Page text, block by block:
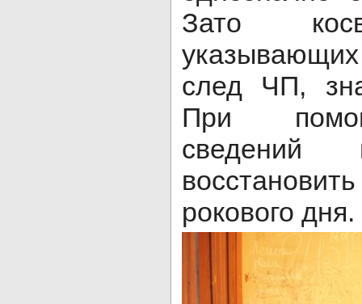
Зато
след ЧП,
При
сведений
рокового дня.